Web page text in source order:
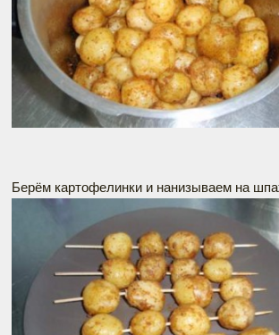
Берём картофелинки и нанизываем на